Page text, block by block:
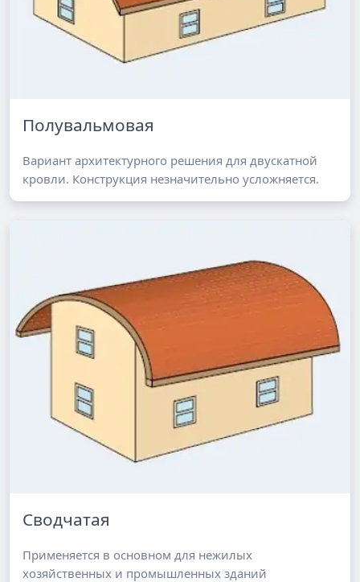
Полувальмовая
Вариант архитектурного решения для двускатной
кровли. Конструкция незначительно усложняется.
Сводчатая
Применяется в основном для нежилых
хозяйственных и промышленных зданий